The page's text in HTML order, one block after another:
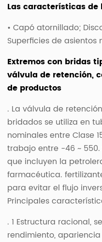
Las características
• Capó atornillado;
Superficies de asientos
Extremos con bridas
válvula de retención,
de productos
. La válvula de
bridados se utiliza en
nominales entre Clase
trabajo entre -46 ~
que incluyen la
farmacéutica.
para evitar el flujo
Principales
. 1 Estructura racional,
rendimiento,